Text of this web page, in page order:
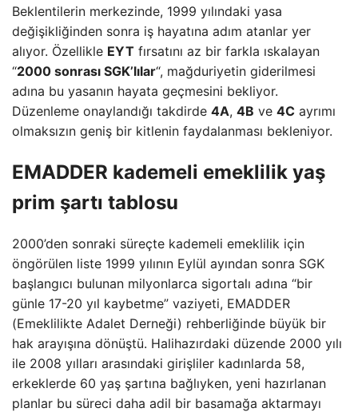
Beklentilerin merkezinde, 1999 yılındaki yasa
değişikliğinden sonra iş hayatına adım atanlar yer
alıyor. Özellikle EYT fırsatını az bir farkla ıskalayan
“2000 sonrası SGK’lılar“, mağduriyetin giderilmesi
adına bu yasanın hayata geçmesini bekliyor.
Düzenleme onaylandığı takdirde 4A, 4B ve 4C ayrımı
olmaksızın geniş bir kitlenin faydalanması bekleniyor.
EMADDER kademeli emeklilik yaş
prim şartı tablosu
2000’den sonraki süreçte kademeli emeklilik için
öngörülen liste 1999 yılının Eylül ayından sonra SGK
başlangıcı bulunan milyonlarca sigortalı adına “bir
günle 17-20 yıl kaybetme” vaziyeti, EMADDER
(Emeklilikte Adalet Derneği) rehberliğinde büyük bir
hak arayışına dönüştü. Halihazırdaki düzende 2000 yılı
ile 2008 yılları arasındaki girişliler kadınlarda 58,
erkeklerde 60 yaş şartına bağlıyken, yeni hazırlanan
planlar bu süreci daha adil bir basamağa aktarmayı